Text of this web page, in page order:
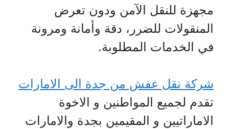
مجهزة للنقل الآمن ودون تعرض
المنقولات للضرر، دقة وأمانة ومرونة
في الخدمات المطلوبة.
شركة نقل عفش من جدة الى الامارات
تقدم لجميع المواطنين و الاخوة
الاماراتيين و المقيمين بجدة والامارات